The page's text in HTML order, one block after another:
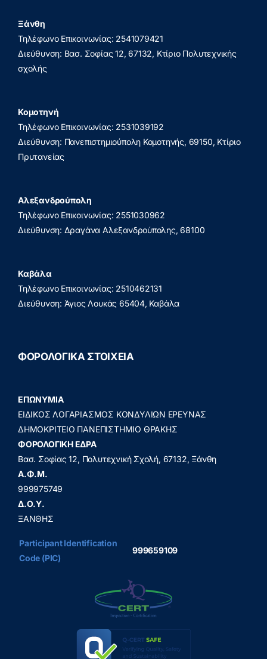
Πολιτική Απορρήτου
Ξάνθη
Τηλέφωνο Επικοινωνίας: 2541079421
Διεύθυνση: Βασ. Σοφίας 12, 67132, Κτίριο Πολυτεχνικής
σχολής
Κομοτηνή
Τηλέφωνο Επικοινωνίας: 2531039192
Διεύθυνση: Πανεπιστημιούπολη Κομοτηνής, 69150, Κτίριο
Πρυτανείας
Αλεξανδρούπολη
Τηλέφωνο Επικοινωνίας: 2551030962
Διεύθυνση: Δραγάνα Αλεξανδρούπολης, 68100
Καβάλα
Τηλέφωνο Επικοινωνίας: 2510462131
Διεύθυνση: Άγιος Λουκάς 65404, Καβάλα
ΦΟΡΟΛΟΓΙΚΑ ΣΤΟΙΧΕΙΑ
ΕΠΩΝΥΜΙΑ
ΕΙΔΙΚΟΣ ΛΟΓΑΡΙΑΣΜΟΣ ΚΟΝΔΥΛΙΩΝ ΕΡΕΥΝΑΣ
ΔΗΜΟΚΡΙΤΕΙΟ ΠΑΝΕΠΙΣΤΗΜΙΟ ΘΡΑΚΗΣ
ΦΟΡΟΛΟΓΙΚΗ ΕΔΡΑ
Βασ. Σοφίας 12, Πολυτεχνική Σχολή, 67132, Ξάνθη
A.Φ.Μ.
999975749
Δ.Ο.Υ.
ΞΑΝΘΗΣ
Participant Identification
Code (PIC)
999659109